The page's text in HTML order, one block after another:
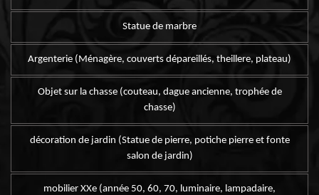
Statue de marbre
Argenterie (Ménagère, couverts dépareillés, theillere, plateau)
Objet sur la chasse (couteau, dague ancienne, trophée de
chasse)
décoration de jardin (Statue de pierre, potiche pierre et fonte
salon de jardin)
mobilier XXe (année 50, 60, 70, luminaire, lampadaire,